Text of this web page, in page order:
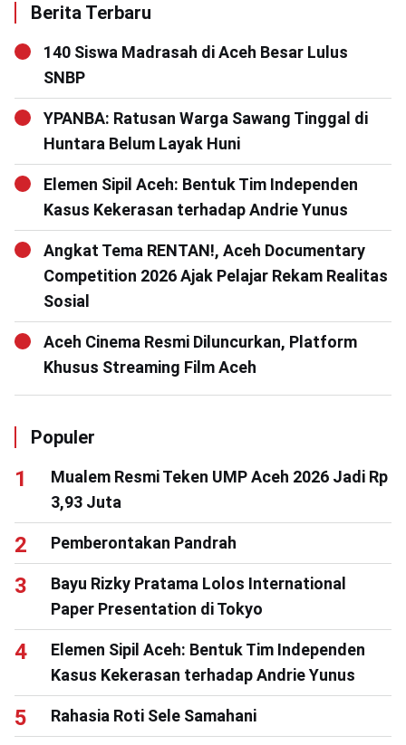
Berita Terbaru
140 Siswa Madrasah di Aceh Besar Lulus
SNBP
YPANBA: Ratusan Warga Sawang Tinggal di
Huntara Belum Layak Huni
Elemen Sipil Aceh: Bentuk Tim Independen
Kasus Kekerasan terhadap Andrie Yunus
Angkat Tema RENTAN!, Aceh Documentary
Competition 2026 Ajak Pelajar Rekam Realitas
Sosial
Aceh Cinema Resmi Diluncurkan, Platform
Khusus Streaming Film Aceh
Populer
Mualem Resmi Teken UMP Aceh 2026 Jadi Rp
3,93 Juta
Pemberontakan Pandrah
Bayu Rizky Pratama Lolos International
Paper Presentation di Tokyo
Elemen Sipil Aceh: Bentuk Tim Independen
Kasus Kekerasan terhadap Andrie Yunus
Rahasia Roti Sele Samahani